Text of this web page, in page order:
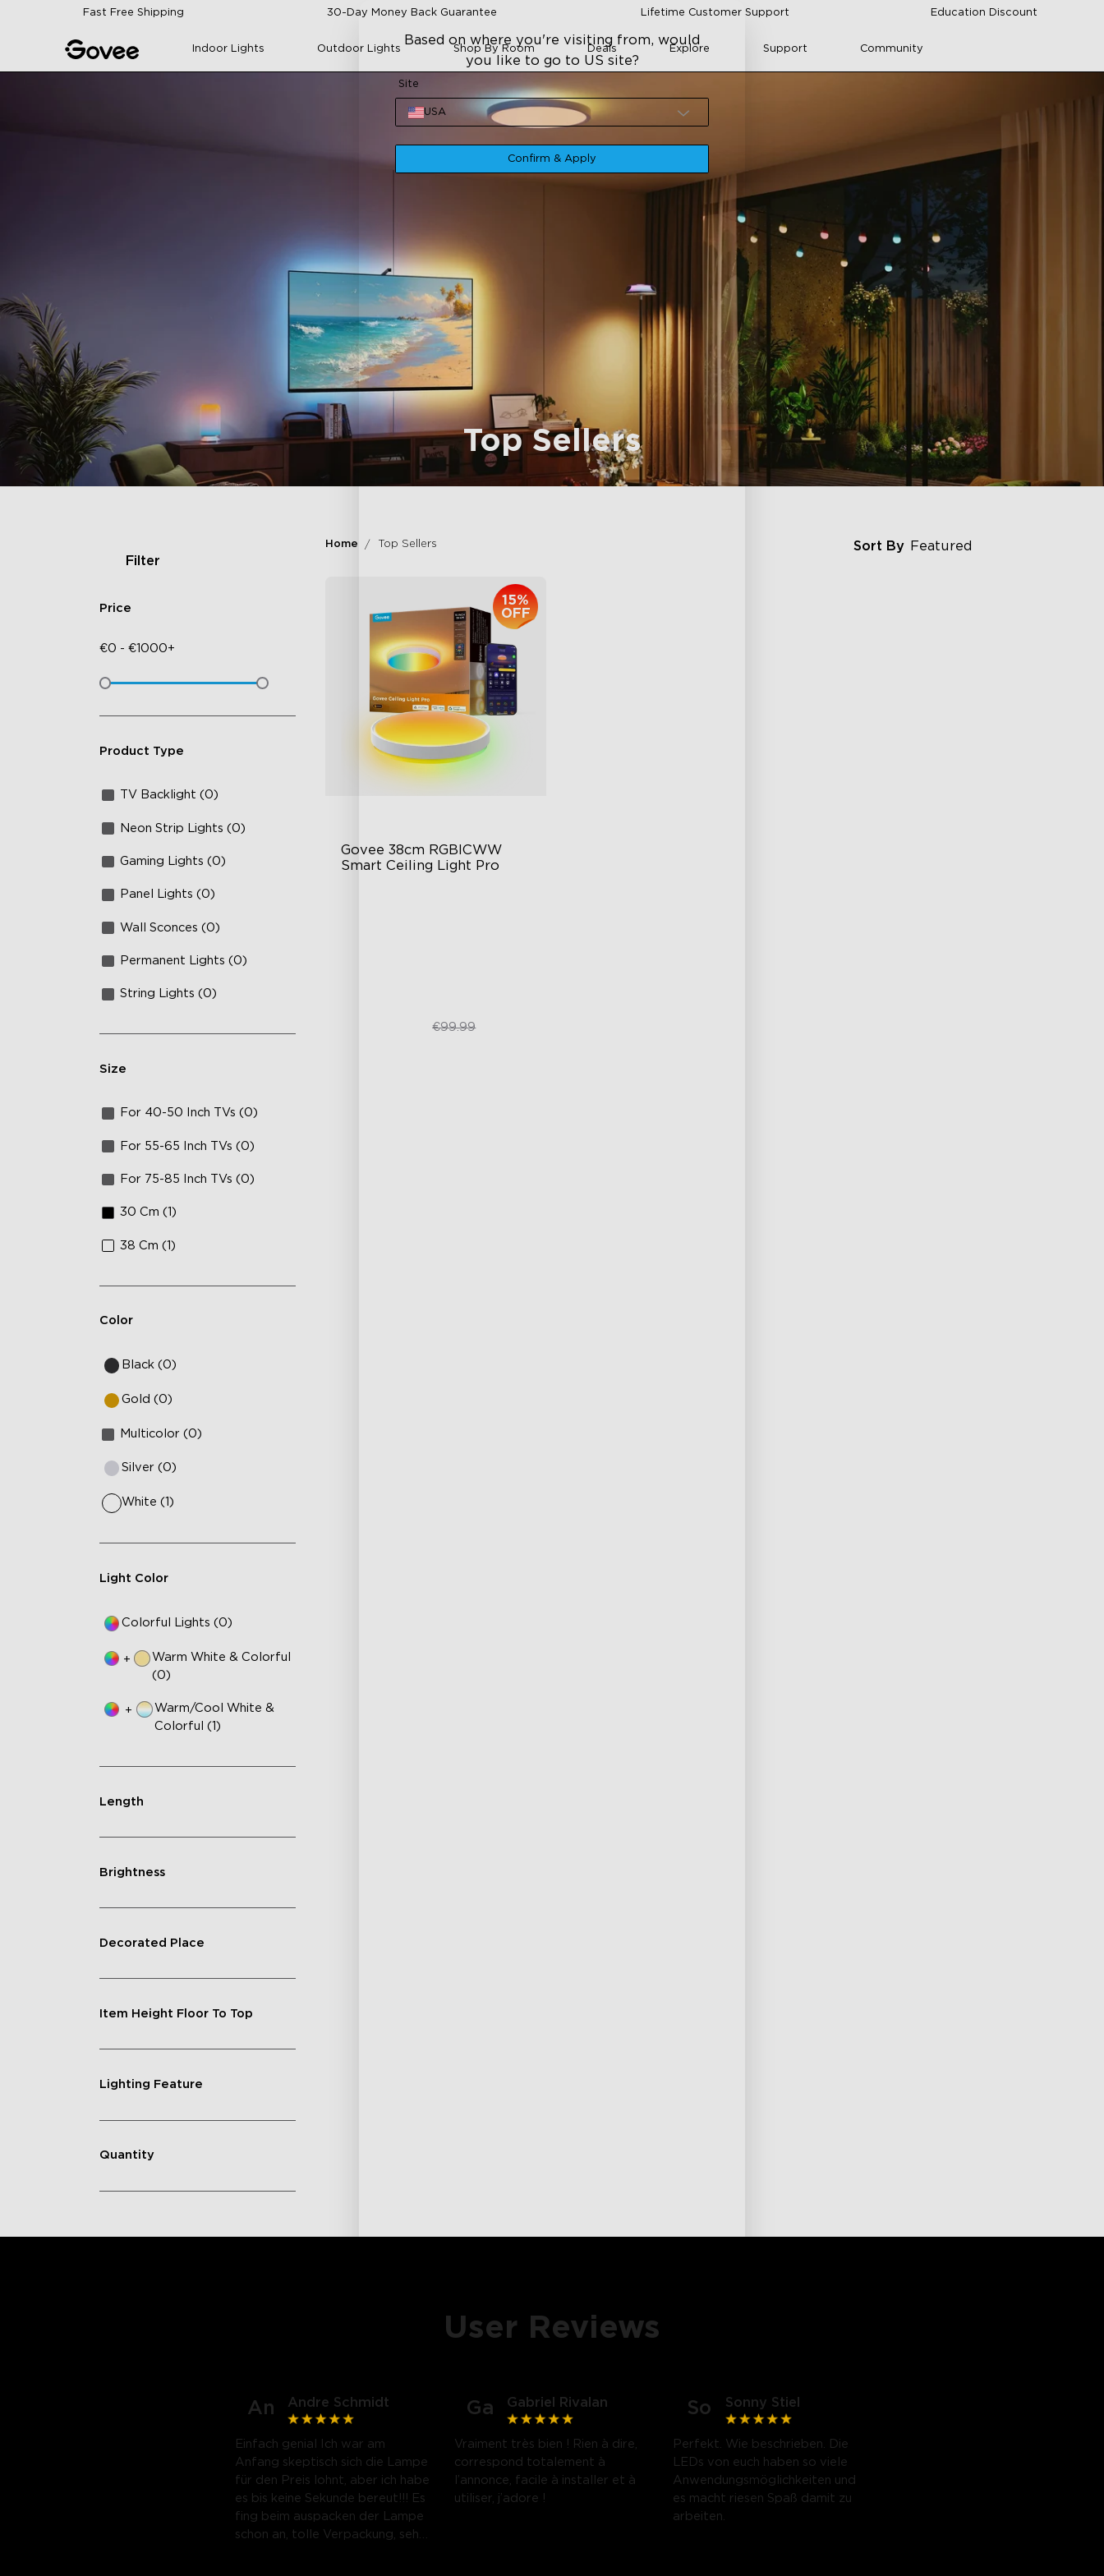
Skip to contentFast Free Shipping 30-Day Money Back Guarantee Lifetime Customer Support Education Discount
Indoor Lights Outdoor Lights Shop By Room Deals Explore Support Community
Top Sellers
Filter
Price
€0 - €1000+
Product Type
TV Backlight (0)
Neon Strip Lights (0)
Gaming Lights (0)
Panel Lights (0)
Wall Sconces (0)
Permanent Lights (0)
String Lights (0)
Size
For 40-50 Inch TVs (0)
For 55-65 Inch TVs (0)
For 75-85 Inch TVs (0)
30 Cm (1)
38 Cm (1)
Color
Black (0)
Gold (0)
Multicolor (0)
Silver (0)
White (1)
Light Color
Colorful Lights (0)
+
Warm White & Colorful
(0)
+
Warm/Cool White &
Colorful (1)
Length
Brightness
Decorated Place
Item Height Floor To Top
Lighting Feature
Quantity
Home Top Sellers Sort By Featured
Govee 38cm RGBICWW
Smart Ceiling Light Pro
15%
OFF
€84.99€99.99
User Reviews
An Andre Schmidt
Einfach genial Ich war am
Anfang skeptisch sich die Lampe
für den Preis lohnt, aber ich habe
es bis keine Sekunde bereut!!! Es
fing beim auspacken der Lampe
schon an, tolle Verpackung, sehr
Ga Gabriel Rivalan
Vraiment très bien ! Rien à dire,
correspond totalement à
l’annonce, facile à installer et à
utiliser, j’adore !
So Sonny Stiel
Perfekt. Wie beschrieben. Die
LEDs von euch haben so viele
Anwendungsmöglichkeiten und
es macht riesen Spaß damit zu
arbeiten.
Based on where you're visiting from, would
you like to go to US site?
Site
USA
Confirm & Apply